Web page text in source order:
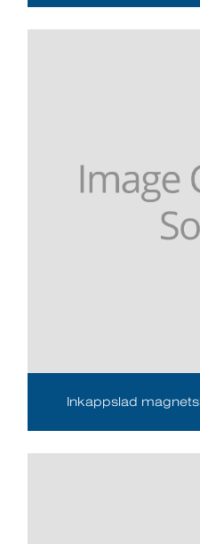
Inkappslad